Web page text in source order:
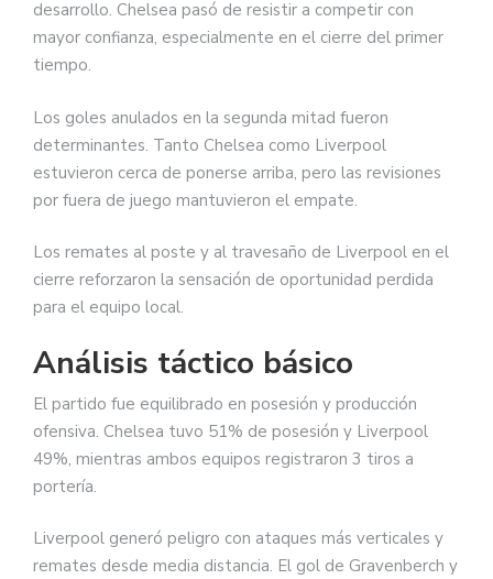
desarrollo. Chelsea pasó de resistir a competir con
mayor confianza, especialmente en el cierre del primer
tiempo.
Los goles anulados en la segunda mitad fueron
determinantes. Tanto Chelsea como Liverpool
estuvieron cerca de ponerse arriba, pero las revisiones
por fuera de juego mantuvieron el empate.
Los remates al poste y al travesaño de Liverpool en el
cierre reforzaron la sensación de oportunidad perdida
para el equipo local.
Análisis táctico básico
El partido fue equilibrado en posesión y producción
ofensiva. Chelsea tuvo 51% de posesión y Liverpool
49%, mientras ambos equipos registraron 3 tiros a
portería.
Liverpool generó peligro con ataques más verticales y
remates desde media distancia. El gol de Gravenberch y